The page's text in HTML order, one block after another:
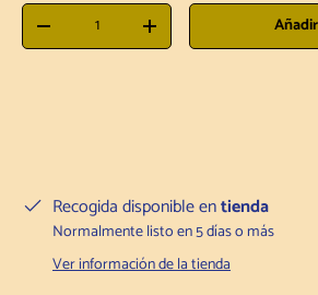
Cantidad
Disminuir la cantidadAumentar la cantidad
Recogida disponible entienda
Normalmente listo en 5 días o más
Ver información de la tienda